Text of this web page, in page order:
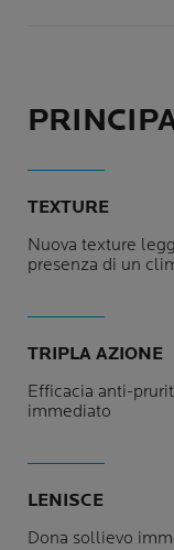
TEXTURE
Nuova texture
presenza di un
TRIPLA AZIONE
Efficacia anti-
immediato
LENISCE
Dona sollievo